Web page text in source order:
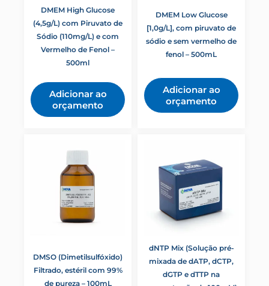
qPCR
Reagentes
RPMI 1640
RT-PCR
RT-qPCR
Soro Fetal
Soro Fetal Bovino
Soros
Tampão TE 10X – pH: 7
Treponema pallidum
Trichomonas vaginalis
TRIS (TRIS-BASE
TRIZMA)
Ultrapuros
DMEM High Glucose
(4,5g/L) com Piruvato de
Sódio (110mg/L) e com
Vermelho de Fenol –
500ml
Adicionar ao
orçamento
DMEM Low Glucose
[1,0g/L], com piruvato de
sódio e sem vermelho de
fenol – 500mL
Adicionar ao
orçamento
DMSO (Dimetilsulfóxido)
Filtrado, estéril com 99%
de pureza – 100mL
dNTP Mix (Solução pré-
mixada de dATP, dCTP,
dGTP e dTTP na